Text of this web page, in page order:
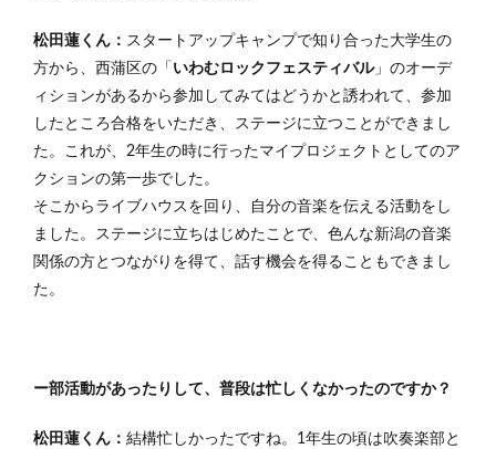
松田蓮くん： スタートアップキャンプで知り合った大学生の
方から、西蒲区の「 いわむロックフェスティバル」のオーデ
ィションがあるから参加してみてはどうかと誘われて、参加
したところ合格をいただき、ステージに立つことができまし
た。これが、2年生の時に行ったマイプロジェクトとしてのア
クションの第一歩でした。
そこからライブハウスを回り、自分の音楽を伝える活動をし
ました。ステージに立ちはじめたことで、色んな新潟の音楽
関係の方とつながりを得て、話す機会を得ることもできまし
た。
ー部活動があったりして、普段は忙しくなかったのですか？
松田蓮くん： 結構忙しかったですね。1年生の頃は吹奏楽部と